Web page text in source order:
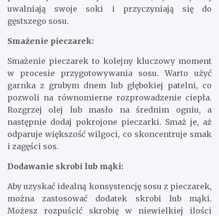
uwalniają swoje soki i przyczyniają się do
gęstszego sosu.
Smażenie pieczarek:
Smażenie pieczarek to kolejny kluczowy moment
w procesie przygotowywania sosu. Warto użyć
garnka z grubym dnem lub głębokiej patelni, co
pozwoli na równomierne rozprowadzenie ciepła.
Rozgrzej olej lub masło na średnim ogniu, a
następnie dodaj pokrojone pieczarki. Smaż je, aż
odparuje większość wilgoci, co skoncentruje smak
i zagęści sos.
Dodawanie skrobi lub mąki:
Aby uzyskać idealną konsystencję sosu z pieczarek,
można zastosować dodatek skrobi lub mąki.
Możesz rozpuścić skrobię w niewielkiej ilości